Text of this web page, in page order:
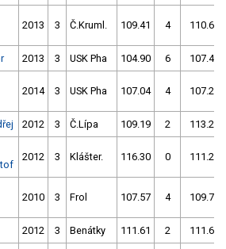
2013 3 Č.Kruml. 109.41 4 110.67
2013 3 USK Pha 104.90 6 107.45
2014 3 USK Pha 107.04 4 107.23
2012 3 Č.Lípa 109.19 2 113.25
2012 3 Klášter. 116.30 0 111.26
2010 3 Frol 107.57 4 109.75
2012 3 Benátky 111.61 2 111.65